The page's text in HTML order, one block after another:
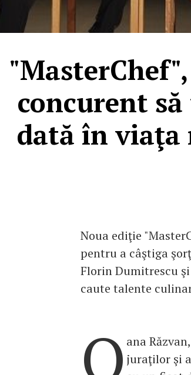
concurent
dată în viaţa
Noua ediţie
pentru a câştiga
Florin Dumitrescu
caute talente
ana
juraţilor şi